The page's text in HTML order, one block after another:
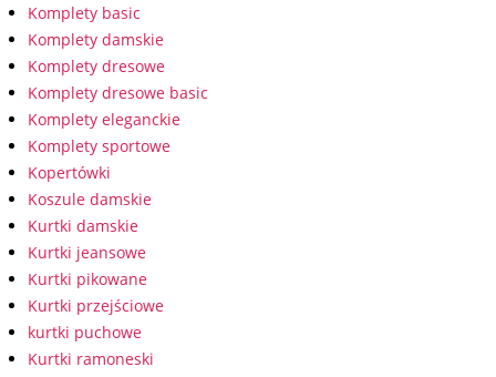
Komplety basic
Komplety damskie
Komplety dresowe
Komplety dresowe basic
Komplety eleganckie
Komplety sportowe
Kopertówki
Koszule damskie
Kurtki damskie
Kurtki jeansowe
Kurtki pikowane
Kurtki przejściowe
kurtki puchowe
Kurtki ramoneski